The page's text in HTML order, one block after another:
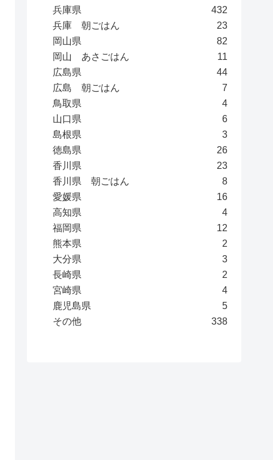
兵庫県
432
兵庫 朝ごはん
23
岡山県
82
岡山 あさごはん
11
広島県
44
広島 朝ごはん
7
鳥取県
4
山口県
6
島根県
3
徳島県
26
香川県
23
香川県 朝ごはん
8
愛媛県
16
高知県
4
福岡県
12
熊本県
2
大分県
3
長崎県
2
宮崎県
4
鹿児島県
5
その他
338